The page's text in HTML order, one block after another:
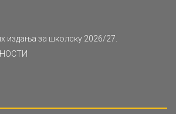
издања за школску 2026/27.